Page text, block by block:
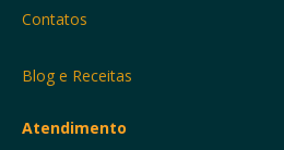
Contatos
Blog e Receitas
Atendimento